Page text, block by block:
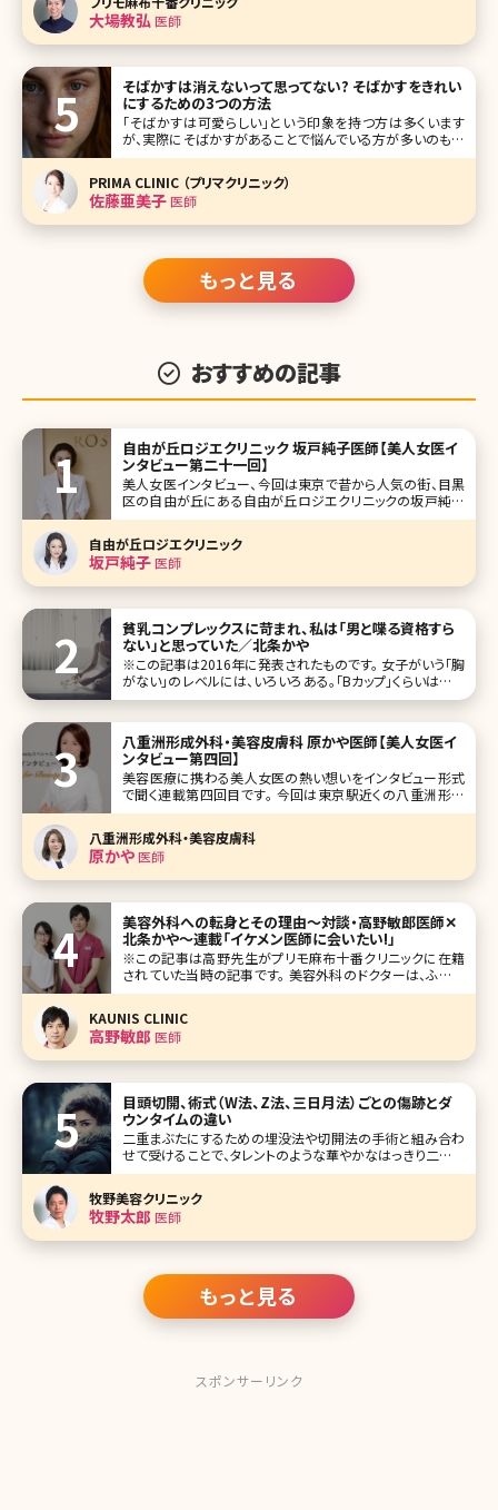
翼の幅を狭く、小さくする手術です。鼻翼縮小術をおこなうこ
とで、鼻の穴や鼻
大場教弘医師
そばかすは消えないって思ってない? そばかすをきれい
にするための3つの方法
「そばかすは可愛らしい」という印象を持つ方は多くいます
が、実際にそばかすがあることで悩んでいる方が多いのも事
実。「小さい頃はそばかすって言えたけど、大人になったらた
だのシミって思われる」、そんな友達の発言を聞くこともしば
しばあります。でも現代の美容医療ならそばかすだってきれ
いに治療することが可能なの
PRIMA CLINIC （プリマクリニック）
佐藤亜美子医師
もっと見る
おすすめの記事
自由が丘ロジエクリニック 坂戸純子医師【美人女医イ
ンタビュー第二十一回】
美人女医インタビュー、今回は東京で昔から人気の街、目黒
区の自由が丘にある自由が丘ロジエクリニックの坂戸純子
院長です。 大学は建築学科に入り、そこから医学部を受け直
したという珍しい経歴。美容医療に対する並々ならぬ熱い思
いを語ってくれました。 ご自身の結果がでた美容法を全公開!
ワークライフバランス
自由が丘ロジエクリニック
坂戸純子医師
貧乳コンプレックスに苛まれ、私は「男と喋る資格すら
ない」と思っていた／北条かや
※この記事は2016年に発表されたものです。 女子がいう「胸
がない」のレベルには、いろいろある。「Bカップ」くらいはある
のに、「あたしなんて全然、胸ないから」とのたまう女子もいれ
下、もし
八重洲形成外科・美容皮膚科 原かや医師【美人女医イ
ンタビュー第四回】
美容医療に携わる美人女医の熱い想いをインタビュー形式
で聞く連載第四回目です。 今回は東京駅近くの八重洲形成
外科・美容皮膚科の原かや院長です。 形成外科から美容領
域進出の経緯、現在でも診療にあたる大学病院と開業医の
違いなどを語ってもらい、興味深い内容になりました。インタ
ビューから、その真摯な想いが
八重洲形成外科・美容皮膚科
原かや医師
美容外科への転身とその理由〜対談・高野敏郎医師✕
北条かや〜連載「イケメン医師に会いたい!」
※この記事は高野先生がプリモ麻布十番クリニックに在籍
されていた当時の記事です。 美容外科のドクターは、ふだん
何を考えているのだろう。CMに出てくる先生たちは、爽やか
ているのか、本当のところは見えてこない。これまでのキャリ
アや、大切にしている理念
KAUNIS CLINIC
高野敏郎 医師
目頭切開、術式（W法、Z法、三日月法）ごとの傷跡とダ
ウンタイムの違い
二重まぶたにするための埋没法や切開法の手術と組み合わ
せて受けることで、タレントのような華やかなはっきり二重を
手に入れることができ、目が大きくみえる目頭切開の手術。
長引いたり、傷跡が残ってしまったりとトラブルも報告されて
いる施術でもあります。これか
牧野美容クリニック
牧野太郎 医師
もっと見る
スポンサーリンク